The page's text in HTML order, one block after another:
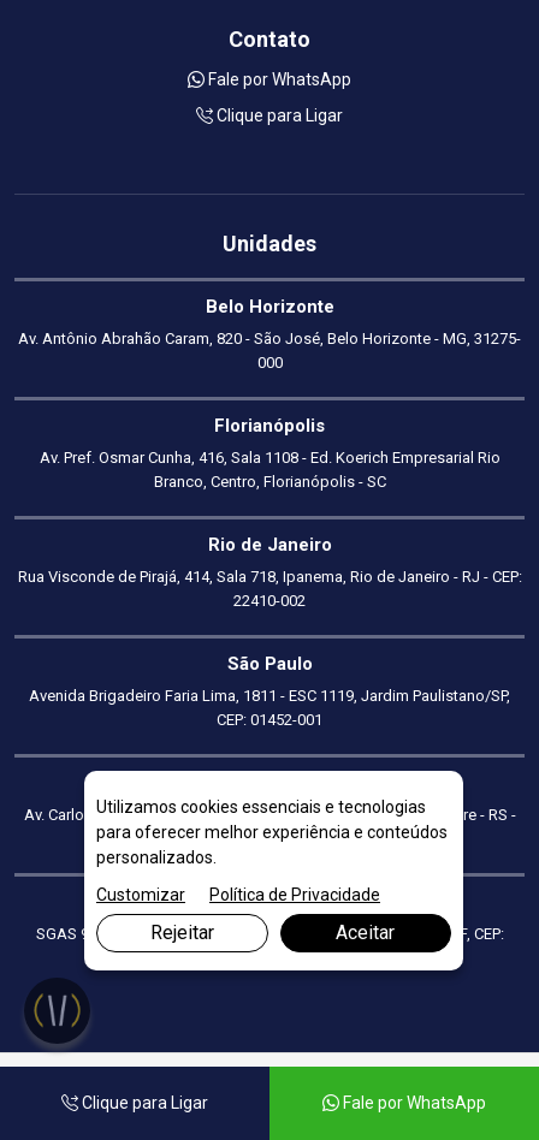
Contato
Fale por WhatsApp
Clique para Ligar
Unidades
Belo Horizonte
Av. Antônio Abrahão Caram, 820 - São José, Belo Horizonte - MG, 31275-
000
Florianópolis
Av. Pref. Osmar Cunha, 416, Sala 1108 - Ed. Koerich Empresarial Rio
Branco, Centro, Florianópolis - SC
Rio de Janeiro
Rua Visconde de Pirajá, 414, Sala 718, Ipanema, Rio de Janeiro - RJ - CEP:
22410-002
São Paulo
Avenida Brigadeiro Faria Lima, 1811 - ESC 1119, Jardim Paulistano/SP,
CEP: 01452-001
Av. Carlos Gomes, 700, sala 606, 5º andar, Boa Vista, Porto Alegre - RS -
CEP: 90480-000
Brasília
SGAS 915, BLOCO D SL 103 PARTE CH s/n, Asa Sul, Brasília/DF, CEP:
70390-150
Procurando Formação de Preço de Produtos para Empresas em
Clique para Ligar Fale por WhatsApp
Utilizamos cookies essenciais e tecnologias
para oferecer melhor experiência e conteúdos
personalizados.
Customizar
Política de Privacidade
Rejeitar Aceitar